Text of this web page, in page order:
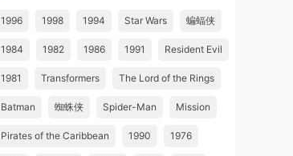
1996 1998 1994 Star Wars 蝙蝠侠
1984 1982 1986 1991 Resident Evil
1981 Transformers The Lord of the Rings
Batman 蜘蛛侠 Spider-Man Mission
Pirates of the Caribbean 1990 1976